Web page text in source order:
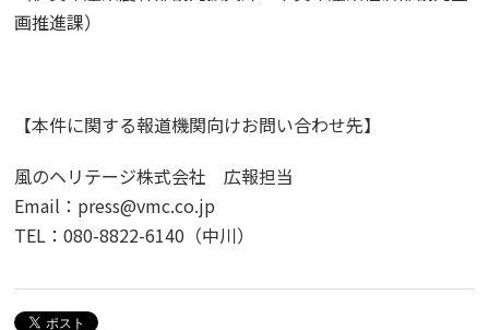
画推進課）
【本件に関する報道機関向けお問い合わせ先】
風のヘリテージ株式会社 広報担当
Email：press@vmc.co.jp
TEL：080-8822-6140（中川）